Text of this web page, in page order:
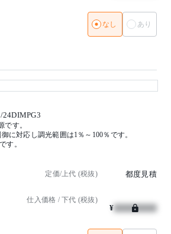
なし あり
24DIMPG3
です。
に対応し調光範囲は1％～100％です。
す。
定価/上代 (税抜) 都度見積
仕入価格 / 下代 (税抜)
¥